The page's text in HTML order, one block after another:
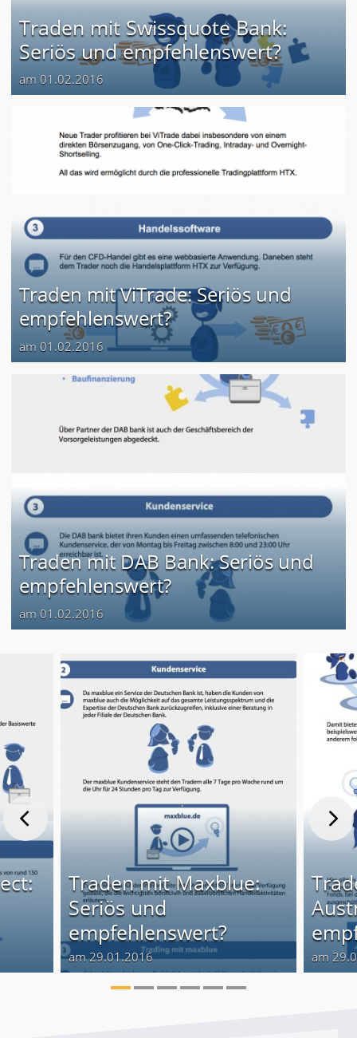
Traden mit Swissquote Bank:
Seriös und empfehlenswert?
am 01.02.2016
Traden mit ViTrade: Seriös und
empfehlenswert?
am 01.02.2016
Traden mit DAB Bank: Seriös und
empfehlenswert?
am 01.02.2016
Traden mit Maxblue:
Seriös und
empfehlenswert?
am 29.01.2016 am